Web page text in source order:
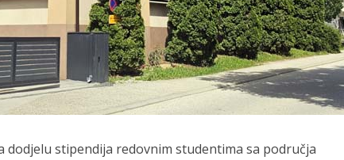
dodjelu stipendija redovnim studentima sa područja